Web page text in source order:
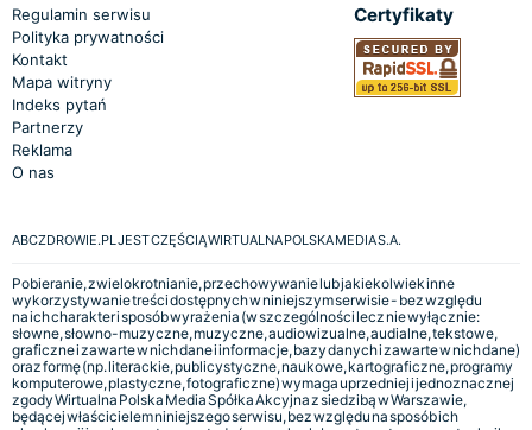
Regulamin serwisu
Polityka prywatności
Kontakt
Mapa witryny
Indeks pytań
Partnerzy
Reklama
O nas
Certyfikaty
ABCZDROWIE.PL JEST CZĘŚCIĄ WIRTUALNA POLSKA MEDIA S.A.
Pobieranie, zwielokrotnianie, przechowywanie lub jakiekolwiek inne
wykorzystywanie treści dostępnych w niniejszym serwisie - bez względu
na ich charakter i sposób wyrażenia (w szczególności lecz nie wyłącznie:
słowne, słowno-muzyczne, muzyczne, audiowizualne, audialne, tekstowe,
graficzne i zawarte w nich dane i informacje, bazy danych i zawarte w nich dane)
oraz formę (np. literackie, publicystyczne, naukowe, kartograficzne, programy
komputerowe, plastyczne, fotograficzne) wymaga uprzedniej i jednoznacznej
zgody Wirtualna Polska Media Spółka Akcyjna z siedzibą w Warszawie,
będącej właścicielem niniejszego serwisu, bez względu na sposób ich